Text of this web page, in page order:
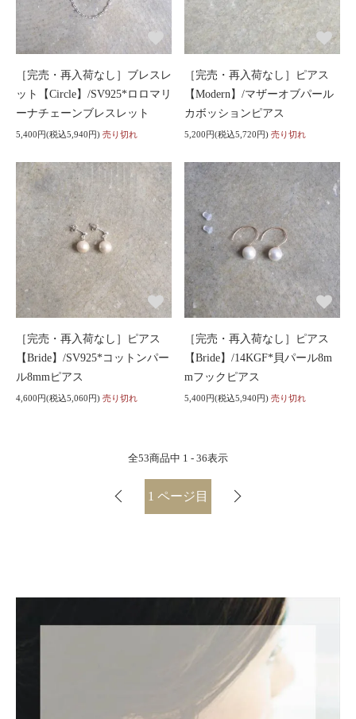
［完売・再入荷なし］ブレスレ
ット【Circle】/SV925*ロロマリ
ーナチェーンブレスレット
5,400円(税込5,940円) 売り切れ
［完売・再入荷なし］ピアス
【Modern】/マザーオブパール
カボッションピアス
5,200円(税込5,720円) 売り切れ
［完売・再入荷なし］ピアス
【Bride】/SV925*コットンパー
ル8mmピアス
4,600円(税込5,060円) 売り切れ
［完売・再入荷なし］ピアス
【Bride】/14KGF*貝パール8m
mフックピアス
5,400円(税込5,940円) 売り切れ
全53商品中 1 - 36表示
1 ページ目